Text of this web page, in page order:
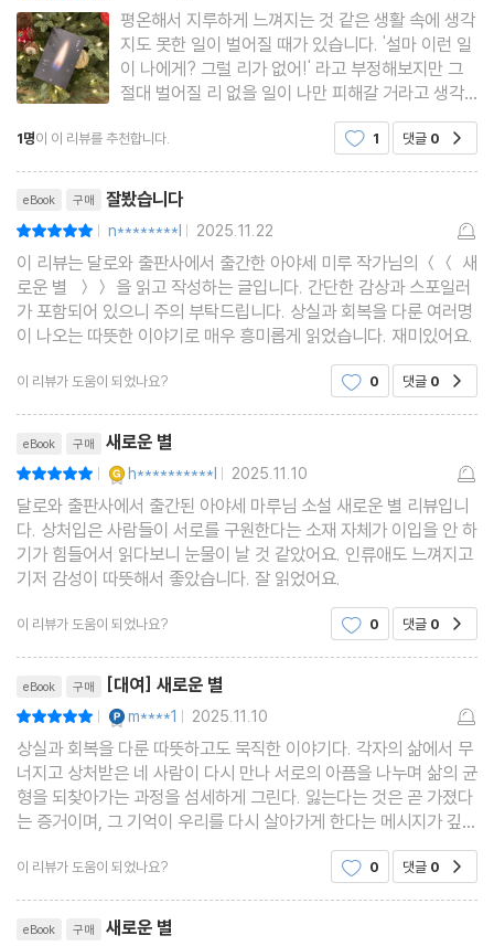
평온해서 지루하게 느껴지는 것 같은 생활 속에 생각
지도 못한 일이 벌어질 때가 있습니다. '설마 이런 일
이 나에게? 그럴 리가 없어!' 라고 부정해보지만 그
절대 벌어질 리 없을 일이 나만 피해갈 거라고 생각
하는 것 자체가 오만 아니었을까 싶은 때가요. 누군
가는 가족으로 인해 괴롭고, 누군가는 스스로를 제어
할 수 없는 상황에 빠져 괴롭고, 병에 걸려서, 아이를
잃어서 고
1명이 이 리뷰를 추천합니다. 1 댓글 0
eBook 구매 잘봤습니다
| n********l | 2025.11.22
이 리뷰는 달로와 출판사에서 출간한 아야세 미루 작가님의 ＜＜ 새
로운 별 ＞＞ 을 읽고 작성하는 글입니다. 간단한 감상과 스포일러
가 포함되어 있으니 주의 부탁드립니다. 상실과 회복을 다룬 여러명
이 나오는 따뜻한 이야기로 매우 흥미롭게 읽었습니다. 재미있어요.
이 리뷰가 도움이 되었나요? 0 댓글 0
eBook 구매 새로운 별
| h**********l | 2025.11.10
달로와 출판사에서 출간된 아야세 마루님 소설 새로운 별 리뷰입니
다. 상처입은 사람들이 서로를 구원한다는 소재 자체가 이입을 안 하
기가 힘들어서 읽다보니 눈물이 날 것 같았어요. 인류애도 느껴지고
기저 감성이 따뜻해서 좋았습니다. 잘 읽었어요.
이 리뷰가 도움이 되었나요? 0 댓글 0
eBook 구매 [대여] 새로운 별
| m****1 | 2025.11.10
상실과 회복을 다룬 따뜻하고도 묵직한 이야기다. 각자의 삶에서 무
너지고 상처받은 네 사람이 다시 만나 서로의 아픔을 나누며 삶의 균
형을 되찾아가는 과정을 섬세하게 그린다. 잃는다는 것은 곧 가졌다
는 증거이며, 그 기억이 우리를 다시 살아가게 한다는 메시지가 깊게
남는다. 낯선 별에 떨어진 듯한 인생의 순간에도, 함께라면 다시 일
어설 수 있다는 믿음을 전하는 감동적인 작품
이 리뷰가 도움이 되었나요? 0 댓글 0
eBook 구매 새로운 별